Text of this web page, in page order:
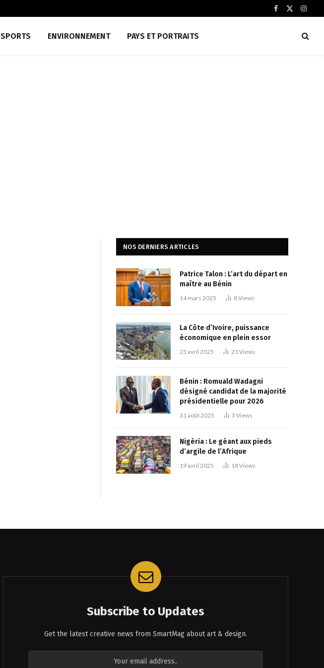
Facebook
X
SPORTS ENVIRONNEMENT PAYS ET PORTRAITS
NOS DERNIERS ARTICLES
Patrice Talon : L’art du départ en
maître au Bénin
14 mars 2025 8Views
La Côte d’Ivoire, puissance
économique en plein essor
23 avril 2025 21Views
Bénin : Romuald Wadagni
désigné candidat de la majorité
présidentielle pour 2026
31 août 2025 3 Views
Nigéria : Le géant aux pieds
d’argile de l’Afrique
19 avril 2025 18Views
Subscribe to Updates
Get the latest creative news from SmartMag about art & design.